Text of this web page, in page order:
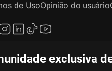
exclusiva
de UsoOpinião do usuário